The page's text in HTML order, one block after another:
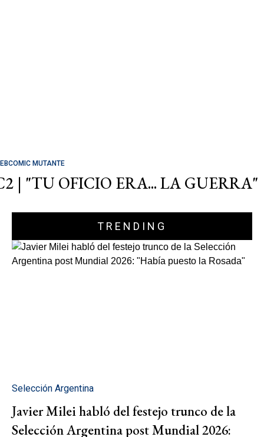
MUTANTE
| "TU OFICIO ERA... LA GUERRA"
TRENDING
Selección Argentina
Javier Milei habló del festejo trunco de la
Selección Argentina post Mundial 2026: